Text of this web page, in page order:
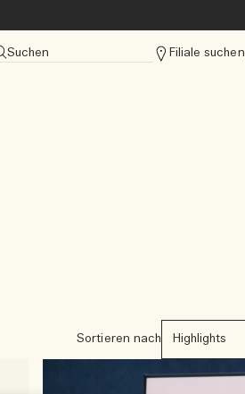
Suchen Filiale suchen
Sortieren nach